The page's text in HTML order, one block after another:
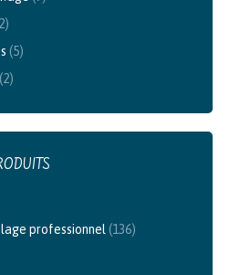
(5)
(2)
professionnel (136)